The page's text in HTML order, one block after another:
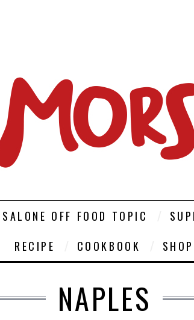
SALONE OFF FOOD TOPIC
RECIPE
COOKBOOK SHOP
NAPLES